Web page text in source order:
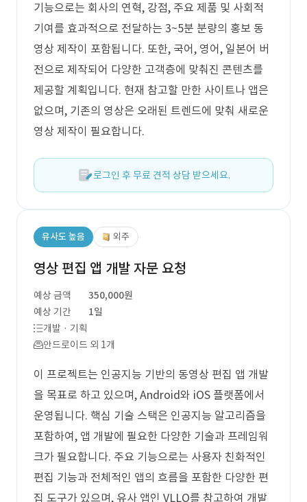
기능으로는 회사의 연혁, 강점, 주요 제품 및 사회적
기여를 효과적으로 전달하는 3~5분 분량의 홍보 동
영상 제작이 포함됩니다. 또한, 국어, 영어, 일본어 버
전으로 제작되어 다양한 고객층에 맞춰진 콘텐츠를
제공할 계획입니다. 현재 참고할 만한 사이트나 앱은
없으며, 기존의 영상은 오래된 트렌드에 맞춰 새로운
영상 제작이 필요합니다.
로그인 후 무료 견적 상담 받으세요.
유사도 높음 외주
영상 편집 앱 개발 자문 요청
예상 금액
350,000원
예상 기간
1일
개발 · 기획
안드로이드 외 1개
이 프로젝트는 인공지능 기반의 동영상 편집 앱 개발
을 목표로 하고 있으며, Android와 iOS 플랫폼에서
운영됩니다. 핵심 기술 스택은 인공지능 알고리즘을
포함하여, 앱 개발에 필요한 다양한 기술과 프레임워
크가 필요합니다. 주요 기능으로는 사용자 친화적인
편집 기능과 전체적인 앱의 흐름을 포함한 다양한 편
집 도구가 있으며, 유사 앱인 VLLO를 참고하여 개발